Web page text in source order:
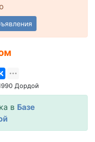
Дордой
в Базе